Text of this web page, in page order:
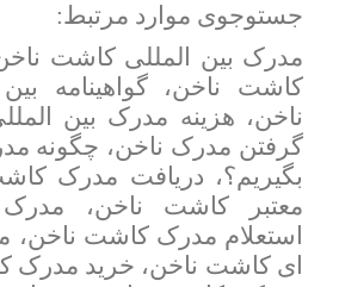
جستوجوی موارد مرتبط:
مدرک بین المللی کاشت
کاشت ناخن، گواهینامه
ناخن، هزینه مدرک بین
گرفتن مدرک ناخن، چگونه
بگیریم؟، دریافت مدرک
معتبر کاشت ناخن،
استعلام مدرک کاشت
ای کاشت ناخن، خرید مدرک